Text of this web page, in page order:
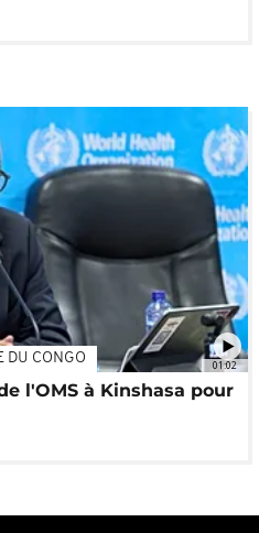
01:02
DU CONGO
l'OMS à Kinshasa pour